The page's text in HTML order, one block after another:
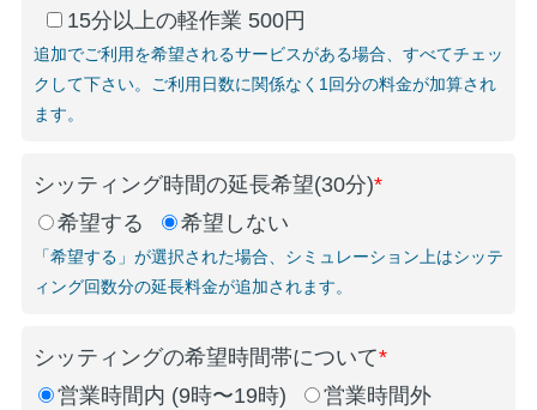
15分以上の軽作業 500円
追加でご利用を希望されるサービスがある場合、すべてチェッ
クして下さい。ご利用日数に関係なく1回分の料金が加算され
ます。
シッティング時間の延長希望(30分)*
希望する
希望しない
「希望する」が選択された場合、シミュレーション上はシッテ
ィング回数分の延長料金が追加されます。
シッティングの希望時間帯について*
営業時間内 (9時〜19時)
営業時間外